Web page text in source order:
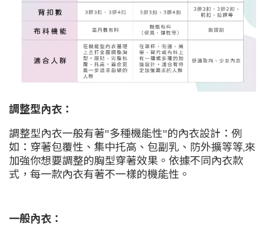
調整型內衣：
調整型內衣一般有著"多種機能性"的內衣設計：例
如：穿著包覆性、集中托高、包副乳、防外擴等等,來
加強你想要調整的胸型穿著效果。依據不同內衣款
式，每一款內衣有著不一樣的機能性。
一般內衣：